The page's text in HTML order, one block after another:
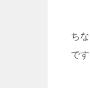
ち
で